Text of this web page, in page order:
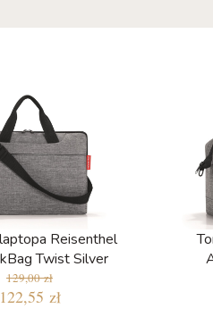
Reisenthel
Twist Silver
129,00 zł
122,55 zł